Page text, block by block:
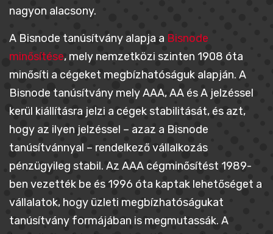
nagyon alacsony.
A Bisnode tanúsítvány alapja a Bisnode
minősítése, mely nemzetközi szinten 1908 óta
minősíti a cégeket megbízhatóságuk alapján. A
Bisnode tanúsítvány mely AAA, AA és A jelzéssel
kerül kiállításra jelzi a cégek stabilitását, és azt,
hogy az ilyen jelzéssel – azaz a Bisnode
tanúsítvánnyal – rendelkező vállalkozás
pénzügyileg stabil. Az AAA cégminősítést 1989-
ben vezették be és 1996 óta kaptak lehetőséget a
vállalatok, hogy üzleti megbízhatóságukat
tanúsítvány formájában is megmutassák. A